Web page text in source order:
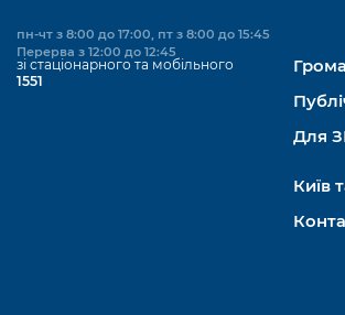
пн-чт з 8:00 до 17:00, пт з 8:00 до 15:45
Перерва з 12:00 до 12:45
зі стаціонарного та мобільного
1551
Для
Київ